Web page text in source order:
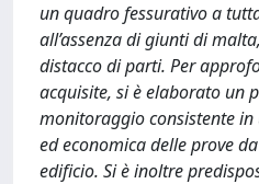
un quadro fessurativo a
all’assenza di giunti di
distacco di parti. Per
acquisite, si è elaborato un
monitoraggio consistente
ed economica delle prove
edificio. Si è inoltre